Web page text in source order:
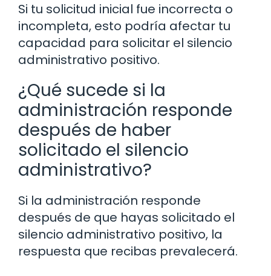
Si tu solicitud inicial fue incorrecta o
incompleta, esto podría afectar tu
capacidad para solicitar el silencio
administrativo positivo.
¿Qué sucede si la
administración responde
después de haber
solicitado el silencio
administrativo?
Si la administración responde
después de que hayas solicitado el
silencio administrativo positivo, la
respuesta que recibas prevalecerá.